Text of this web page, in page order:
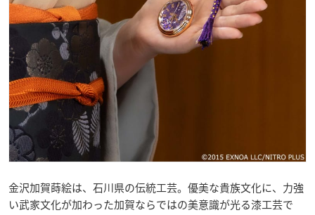
金沢加賀蒔絵は、石川県の伝統工芸。優美な貴族文化に、力強
い武家文化が加わった加賀ならではの美意識が光る漆工芸で